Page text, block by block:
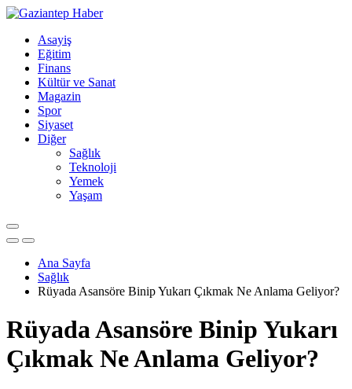
Asayiş
Eğitim
Finans
Kültür ve Sanat
Magazin
Spor
Siyaset
Diğer
Sağlık
Teknoloji
Yemek
Yaşam
Ana Sayfa
Sağlık
Rüyada Asansöre Binip Yukarı Çıkmak Ne Anlama Geliyor?
Rüyada Asansöre Binip Yukarı
Çıkmak Ne Anlama Geliyor?